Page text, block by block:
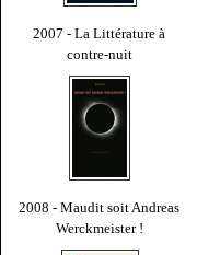
2007 - La Littérature à
contre-nuit
2008 - Maudit soit Andreas
Werckmeister !